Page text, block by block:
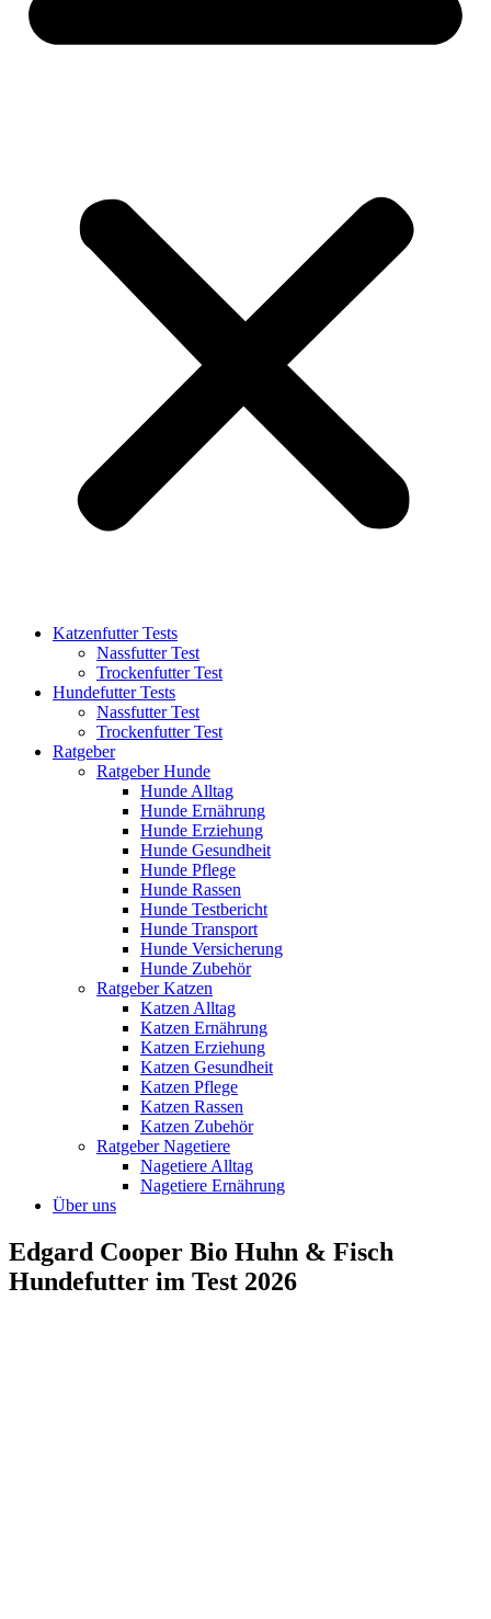
Katzenfutter Tests
Nassfutter Test
Trockenfutter Test
Hundefutter Tests
Nassfutter Test
Trockenfutter Test
Ratgeber
Ratgeber Hunde
Hunde Alltag
Hunde Ernährung
Hunde Erziehung
Hunde Gesundheit
Hunde Pflege
Hunde Rassen
Hunde Testbericht
Hunde Transport
Hunde Versicherung
Hunde Zubehör
Ratgeber Katzen
Katzen Alltag
Katzen Ernährung
Katzen Erziehung
Katzen Gesundheit
Katzen Pflege
Katzen Rassen
Katzen Zubehör
Ratgeber Nagetiere
Nagetiere Alltag
Nagetiere Ernährung
Über uns
Edgard Cooper Bio Huhn & Fisch
Hundefutter im Test 2026